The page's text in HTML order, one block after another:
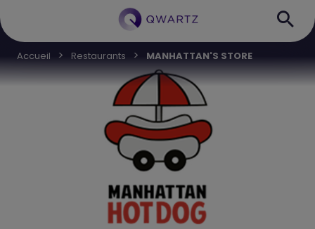
Accueil Restaurants MANHATTAN'S STORE